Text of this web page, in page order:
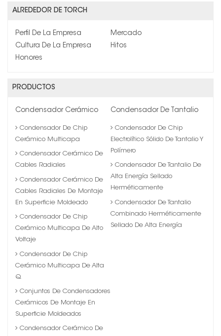
ALREDEDOR DE TORCH
Perfil De La Empresa
Mercado
Cultura De La Empresa
Hitos
Honores
PRODUCTOS
Condensador Cerámico
Condensador De Chip
Cerámico Multicapa
Condensador Cerámico De
Cables Radiales
Condensador Cerámico De
Cables Radiales De Montaje
En Superficie Moldeado
Condensador De Chip
Cerámico Multicapa De Alto
Voltaje
Condensador De Chip
Cerámico Multicapa De Alta
Q
Conjuntos De Condensadores
Cerámicos De Montaje En
Superficie Moldeados
Condensador Cerámico De
Condensador De Tantalio
Condensador De Chip
Electrolítico Sólido De Tantalio Y
Polímero
Condensador De Tantalio De
Alta Energía Sellado
Herméticamente
Condensador De Tantalio
Combinado Herméticamente
Sellado De Alta Energía